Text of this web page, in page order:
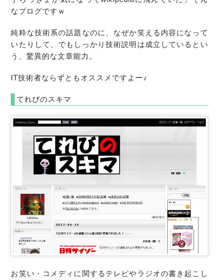
なブログですｗ
純粋な技術系の話題なのに、なぜか笑える内容になって
いたりして、でもしっかり技術説明は成立しているとい
う、驚異的な文章能力。
IT技術者ならずともオススメですよー♪
てれびのスキマ
お笑い・コメディに関するテレビやラジオの書き起こし